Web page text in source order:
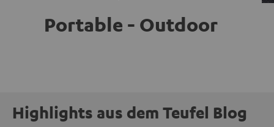
Portable - Outdoor
Highlights aus dem Teufel Blog